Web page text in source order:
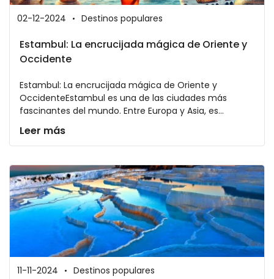
02-12-2024 Destinos populares
Estambul: La encrucijada mágica de Oriente y
Occidente
Estambul: La encrucijada mágica de Oriente y
OccidenteEstambul es una de las ciudades más
fascinantes del mundo. Entre Europa y Asia, es...
Leer más
11-11-2024 Destinos populares